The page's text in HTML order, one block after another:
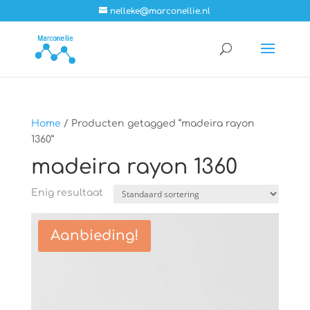
nelleke@marconellie.nl
Home / Producten getagged “madeira rayon
1360”
madeira rayon 1360
Enig resultaat
Aanbieding!